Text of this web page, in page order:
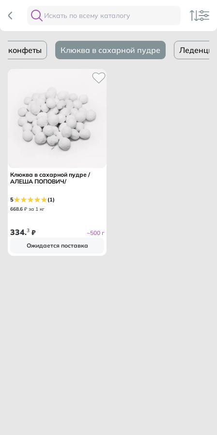
конфеты Клюква в сахарной пудре Леденцы
Клюква в сахарной пудре /
АЛЕША ПОПОВИЧ/
5 (1)
668.6 ₽ за 1 кг
334.3 ₽
~500 г
Ожидается поставка